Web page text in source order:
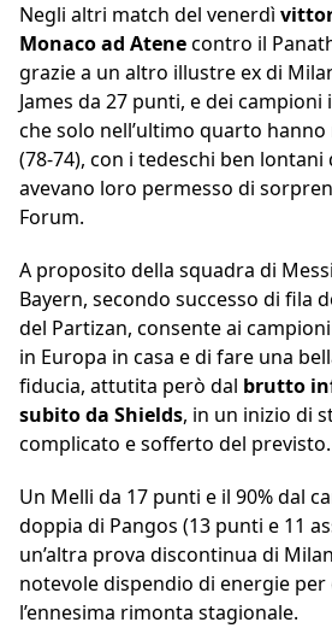
Negli altri match del venerdì
Monaco ad Atenecontro il
grazie a un altro illustre ex di
James da 27 punti, e dei campioni
che solo nell’ultimo quarto
(78-74), con i tedeschi ben
avevano loro permesso di
Forum.
A proposito della squadra di
Bayern, secondo successo di fila
del Partizan, consente ai
in Europa in casa e di fare una
fiducia, attutita però dal brutto
subito da Shields, in un inizio di
complicato e sofferto del previsto.
Un Melli da 17 punti e il 90% dal
doppia di Pangos (13 punti e 11
un’altra prova discontinua di
notevole dispendio di energie
l’ennesima rimonta stagionale.